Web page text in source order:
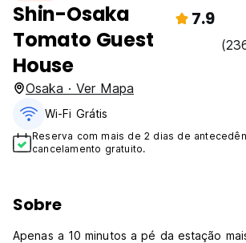
Shin-Osaka
Tomato Guest
House
7.9
Osaka · Ver Mapa
Wi-Fi Grátis
Reserva com mais de 2 dias de
cancelamento gratuito.
Sobre
Apenas a 10 minutos a pé da estação